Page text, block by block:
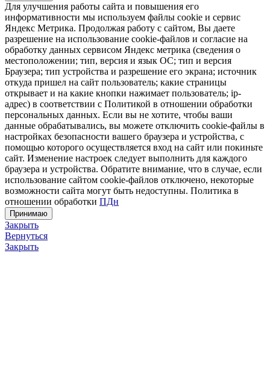
Для улучшения работы сайта и повышения его
информативности мы используем файлы cookie и сервис
Яндекс Метрика. Продолжая работу с сайтом, Вы даете
разрешение на использование cookie-файлов и согласие на
обработку данных сервисом Яндекс метрика (сведения о
местоположении; тип, версия и язык ОС; тип и версия
Браузера; тип устройства и разрешение его экрана; источник
откуда пришел на сайт пользователь; какие страницы
открывает и на какие кнопки нажимает пользователь; ip-
адрес) в соответствии с Политикой в отношении обработки
персональных данных. Если вы не хотите, чтобы ваши
данные обрабатывались, вы можете отключить cookie-файлы в
настройках безопасности вашего браузера и устройства, с
помощью которого осуществляется вход на сайт или покиньте
сайт. Изменение настроек следует выполнить для каждого
браузера и устройства. Обратите внимание, что в случае, если
использование сайтом cookie-файлов отключено, некоторые
возможности сайта могут быть недоступны. Политика в
отношении обработки ПДн
Принимаю
Закрыть
Вернуться
Закрыть